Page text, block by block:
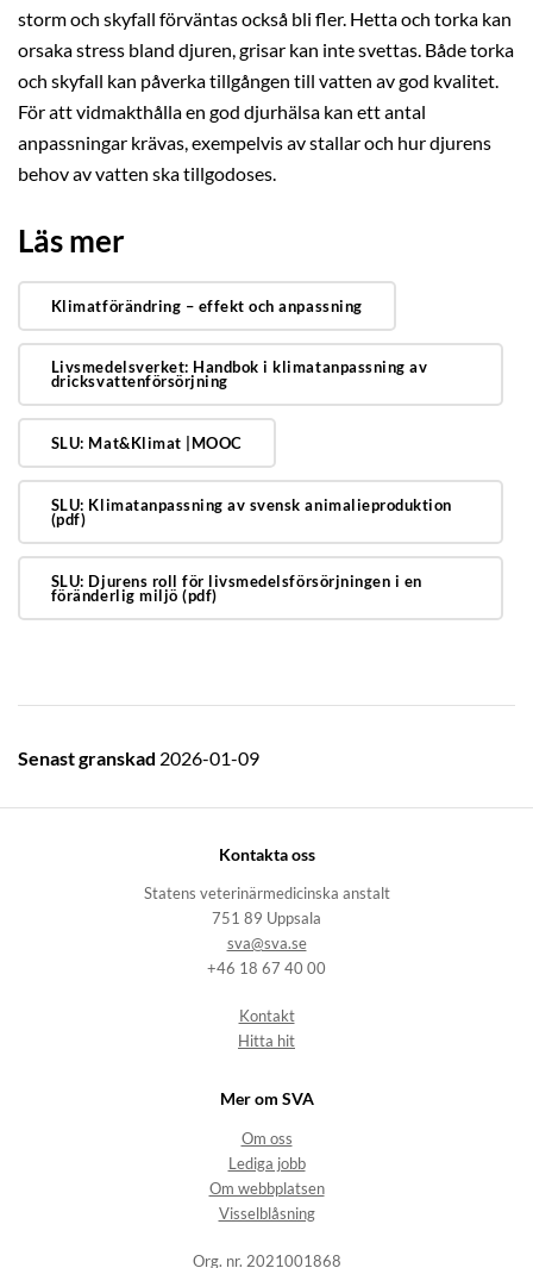
storm och skyfall förväntas också bli fler. Hetta och torka kan
orsaka stress bland djuren, grisar kan inte svettas. Både torka
och skyfall kan påverka tillgången till vatten av god kvalitet.
För att vidmakthålla en god djurhälsa kan ett antal
anpassningar krävas, exempelvis av stallar och hur djurens
behov av vatten ska tillgodoses.
Läs mer
Klimatförändring – effekt och anpassning
Livsmedelsverket: Handbok i klimatanpassning av
dricksvattenförsörjning
SLU: Mat&Klimat |MOOC
SLU: Klimatanpassning av svensk animalieproduktion
(pdf)
SLU: Djurens roll för livsmedelsförsörjningen i en
föränderlig miljö (pdf)
Senast granskad 2026-01-09
Kontakta oss
Statens veterinärmedicinska anstalt
751 89 Uppsala
sva@sva.se
+46 18 67 40 00
Kontakt
Hitta hit
Mer om SVA
Om oss
Lediga jobb
Om webbplatsen
Visselblåsning
Org. nr. 2021001868